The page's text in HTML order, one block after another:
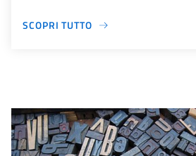
SCOPRI TUTTO